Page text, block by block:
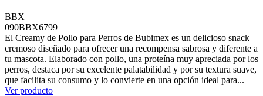
BBX
090BBX6799
El Creamy de Pollo para Perros de Bubimex es un delicioso snack
cremoso diseñado para ofrecer una recompensa sabrosa y diferente a
tu mascota. Elaborado con pollo, una proteína muy apreciada por los
perros, destaca por su excelente palatabilidad y por su textura suave,
que facilita su consumo y lo convierte en una opción ideal para...
Ver producto